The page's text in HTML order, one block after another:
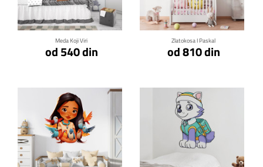
Meda Koji Viri
od 540 din
Zlatokosa I Paskal
od 810 din
Klikni za detalje